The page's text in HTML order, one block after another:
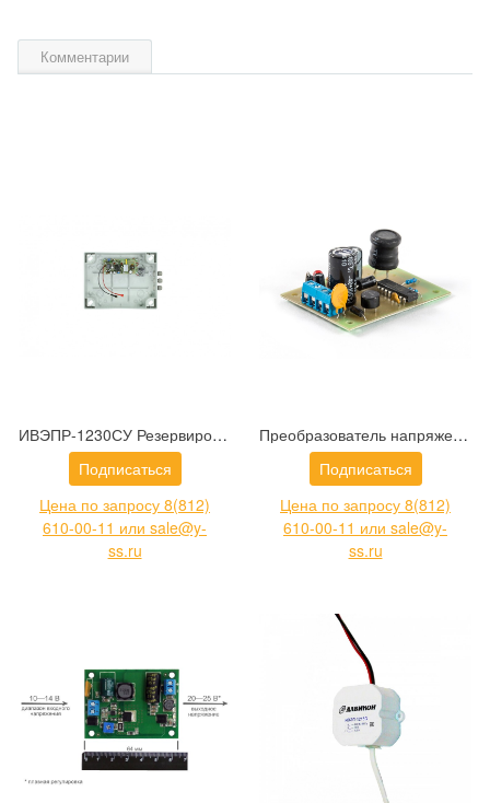
Комментарии
ИВЭПР-1230СУ Резервированный всепогодный (IP56) блок питания U=13.5B, Iном=3,0А под АКБ 7А/ч
Подписаться
Цена по запросу 8(812)
610-00-11 или sale@y-
ss.ru
Преобразователь напряжения ПН-24АС/12-1,0
Подписаться
Цена по запросу 8(812)
610-00-11 или sale@y-
ss.ru